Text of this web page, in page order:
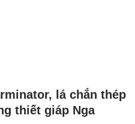
lá chắn thép
thiết giáp Nga